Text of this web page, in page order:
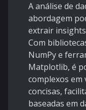
A análise de
abordagem
extrair
Com
NumPy e
Matplotlib, é
complexos em
concisas,
baseadas em